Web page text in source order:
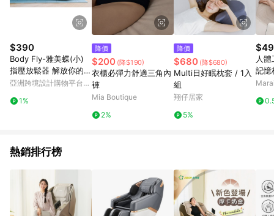
顯示為準。 7. LINE購物設有「單一商品最高回饋點數」機制(特
殊活動時開放「回饋無上限」)，以同一訂單中同一商品不論件數
計算，並依訂單成立時間當下LINE購物所設定的回饋機制為準。
8. LINE購物為購物資訊整合性平台，商品資料更新會有時間差，
如顯示之商品規格、顏色、價位、贈品與東森購物ETMall銷售網
頁不符，以銷售網頁標示為準。 9. 若有贈點爭議，請務必於訂單
日期+180天以內至LINE購物客服洽詢；若超過180天(含)以上進
行申訴，恕無法贈點回饋。 10. 部分點數紅包僅限指定商品使
用，或不適用於無回饋商品。各點數紅包之適用商品與使用條件
請依點數紅包頁面規則為準。
$390
Body Fly-雅美蝶(小)
指壓放鬆器 解放你的
肩、頸、腰、背、臀。
亞洲跨境設計購物平台
1%
降價
$200 (降$190)
衣櫃必彈力舒適三角內
褲
Mia Boutique
2%
降價
$680 (降$680)
Multi日好眠枕套 / 1入
組
翔仔居家
5%
人
記憶
濕
熱銷排行榜